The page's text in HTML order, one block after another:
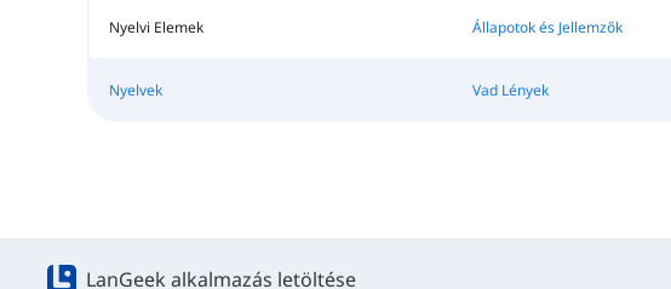
Nyelvi Elemek Állapotok és Jellemzők
Nyelvek Vad Lények
LanGeek alkalmazás letöltése